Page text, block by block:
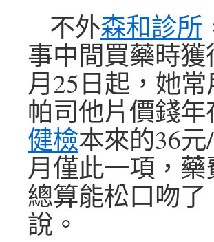
不外森和診所
事中間買藥時
月25日起，她
帕司他片價錢
健檢本來的36
月僅此一項，
總算能松口吻
說。